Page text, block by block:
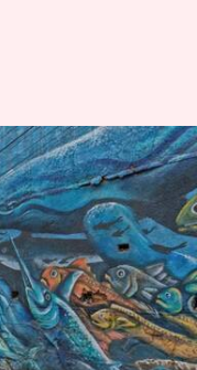
kanvas
ramai di